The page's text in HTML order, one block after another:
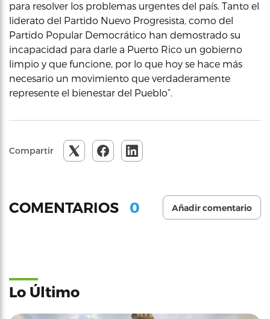
para resolver los problemas urgentes del país. Tanto el
liderato del Partido Nuevo Progresista, como del
Partido Popular Democrático han demostrado su
incapacidad para darle a Puerto Rico un gobierno
limpio y que funcione, por lo que hoy se hace más
necesario un movimiento que verdaderamente
represente el bienestar del Pueblo”.
Compartir
COMENTARIOS 0 Añadir comentario
Lo Último